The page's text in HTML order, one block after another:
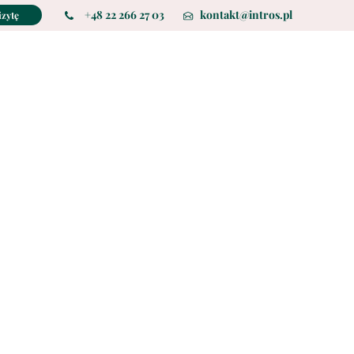
+48 22 266 27 03 kontakt@intros.pl